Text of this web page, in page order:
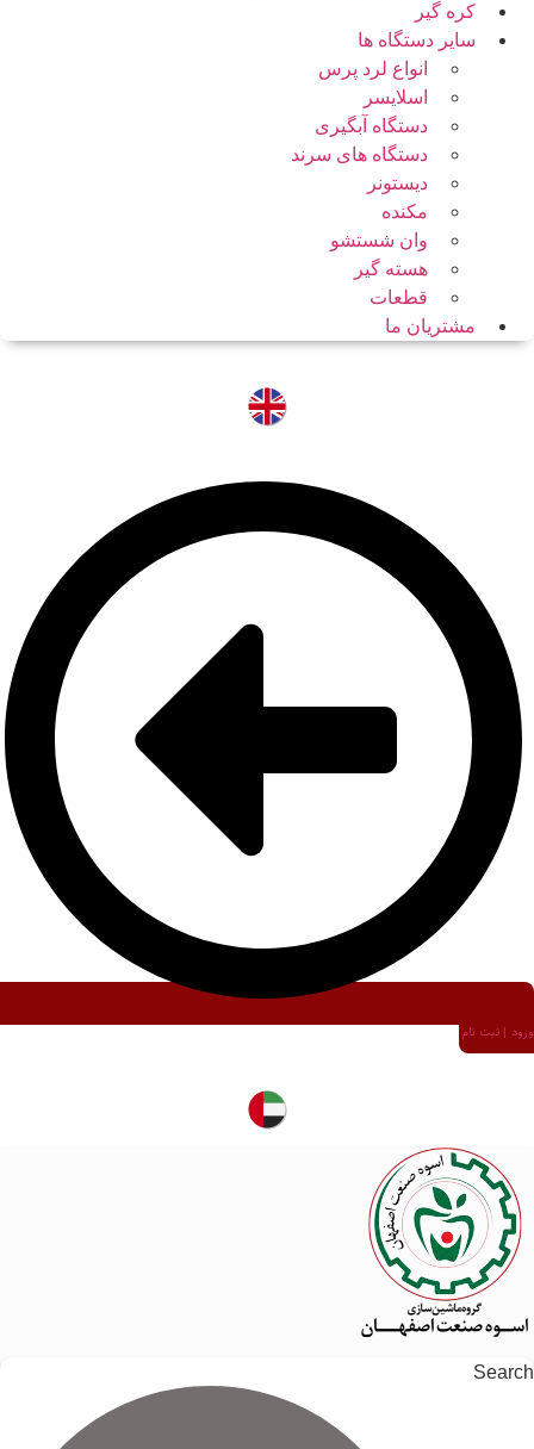
کره گیر
سایر دستگاه ها
انواع لرد پرس
اسلایسر
دستگاه آبگیری
دستگاه های سرند
دیستونر
مکنده
وان شستشو
هسته گیر
قطعات
مشتریان ما
ورود | ثبت نام
Search